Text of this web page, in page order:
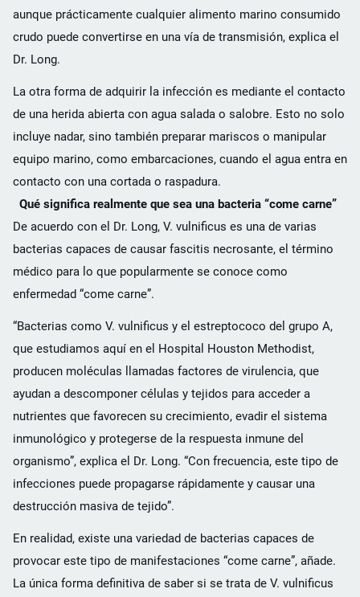
aunque prácticamente cualquier alimento marino consumido
crudo puede convertirse en una vía de transmisión, explica el
Dr. Long.
La otra forma de adquirir la infección es mediante el contacto
de una herida abierta con agua salada o salobre. Esto no solo
incluye nadar, sino también preparar mariscos o manipular
equipo marino, como embarcaciones, cuando el agua entra en
contacto con una cortada o raspadura.
Qué significa realmente que sea una bacteria “come carne”
De acuerdo con el Dr. Long, V. vulnificus es una de varias
bacterias capaces de causar fascitis necrosante, el término
médico para lo que popularmente se conoce como
enfermedad “come carne”.
“Bacterias como V. vulnificus y el estreptococo del grupo A,
que estudiamos aquí en el Hospital Houston Methodist,
producen moléculas llamadas factores de virulencia, que
ayudan a descomponer células y tejidos para acceder a
nutrientes que favorecen su crecimiento, evadir el sistema
inmunológico y protegerse de la respuesta inmune del
organismo”, explica el Dr. Long. “Con frecuencia, este tipo de
infecciones puede propagarse rápidamente y causar una
destrucción masiva de tejido”.
En realidad, existe una variedad de bacterias capaces de
provocar este tipo de manifestaciones “come carne”, añade.
La única forma definitiva de saber si se trata de V. vulnificus